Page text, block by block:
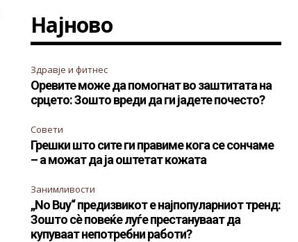
Најново
Здравје и фитнес
Оревите може да помогнат во заштитата на
срцето: Зошто вреди да ги јадете почесто?
Совети
Грешки што сите ги правиме кога се сончаме
– а можат да ја оштетат кожата
Занимливости
„No Buy“ предизвикот е најпопуларниот тренд:
Зошто сè повеќе луѓе престануваат да
купуваат непотребни работи?